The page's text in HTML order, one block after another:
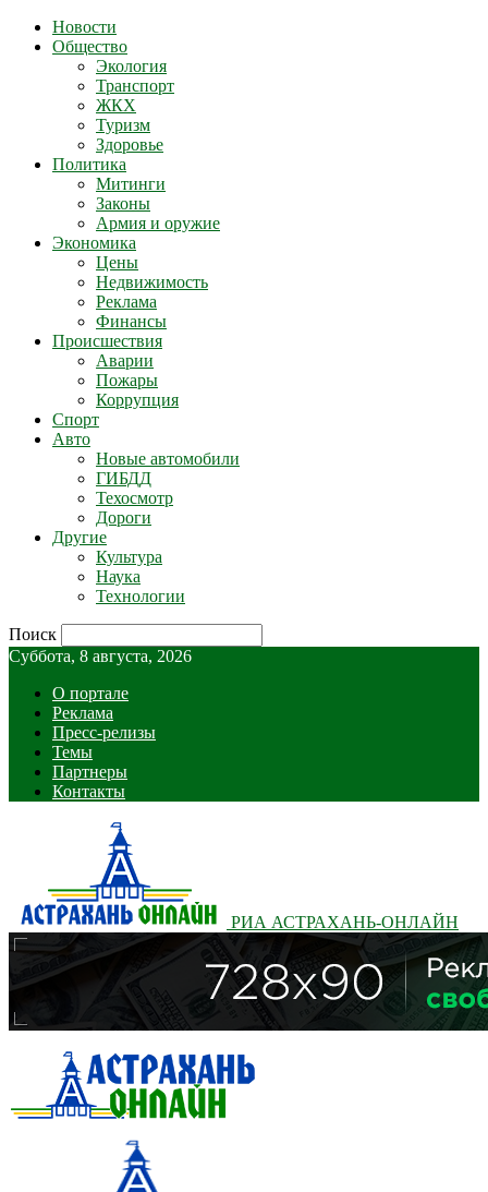
Новости
Общество
Экология
Транспорт
ЖКХ
Туризм
Здоровье
Политика
Митинги
Законы
Армия и оружие
Экономика
Цены
Недвижимость
Реклама
Финансы
Происшествия
Аварии
Пожары
Коррупция
Спорт
Авто
Новые автомобили
ГИБДД
Техосмотр
Дороги
Другие
Культура
Наука
Технологии
Поиск
Суббота, 8 августа, 2026
О портале
Реклама
Пресс-релизы
Темы
Партнеры
Контакты
РИА АСТРАХАНЬ-ОНЛАЙН